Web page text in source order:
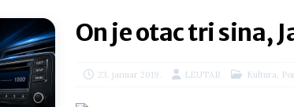
cijenu? BOSNA I HERCEGOVINA
što te tukao
Elektroprivrede pred ministrima
On je otac tri sina,
23. januar 2019. LEUTAR Kultura,